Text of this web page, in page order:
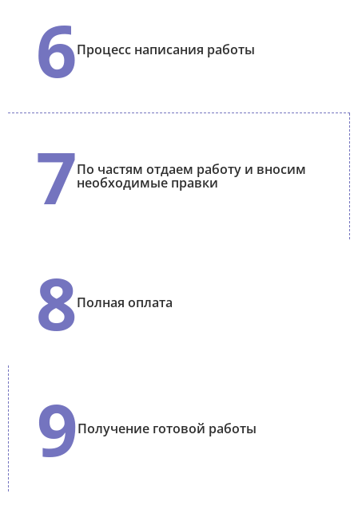
6Процесс написания работы
7По частям отдаем работу и вносим
необходимые правки
8Полная оплата
9Получение готовой работы